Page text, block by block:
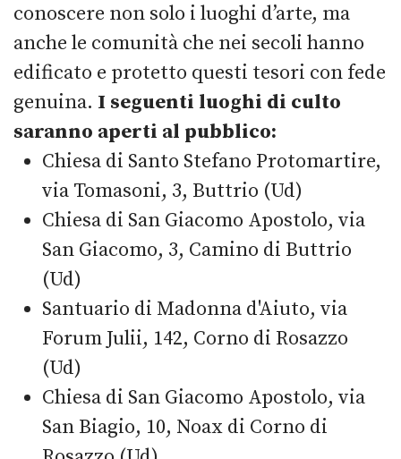
conoscere non solo i luoghi d’arte, ma
anche le comunità che nei secoli hanno
edificato e protetto questi tesori con fede
genuina. I seguenti luoghi di culto
saranno aperti al pubblico:
Chiesa di Santo Stefano Protomartire,
via Tomasoni, 3, Buttrio (Ud)
Chiesa di San Giacomo Apostolo, via
San Giacomo, 3, Camino di Buttrio
(Ud)
Santuario di Madonna d'Aiuto, via
Forum Julii, 142, Corno di Rosazzo
(Ud)
Chiesa di San Giacomo Apostolo, via
San Biagio, 10, Noax di Corno di